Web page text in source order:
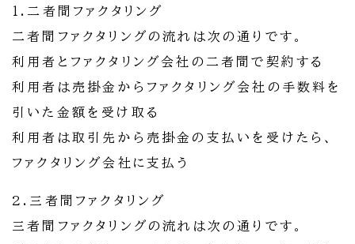
1.二者間ファクタリング
二者間ファクタリングの流れは次の通りです。
利用者とファクタリング会社の二者間で契約する
利用者は売掛金からファクタリング会社の手数料を
引いた金額を受け取る
利用者は取引先から売掛金の支払いを受けたら、
ファクタリング会社に支払う
2.三者間ファクタリング
三者間ファクタリングの流れは次の通りです。